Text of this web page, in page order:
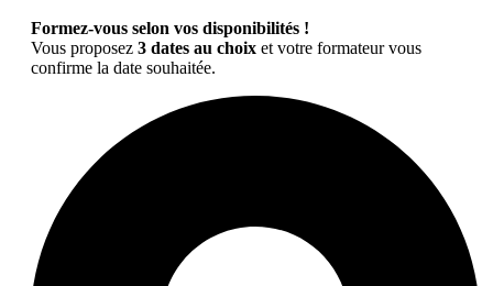
Formez-vous selon vos disponibilités !
Vous proposez 3 dates au choix et votre formateur vous
confirme la date souhaitée.